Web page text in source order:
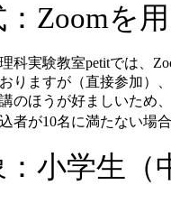
Zoomを
科実験教室petitでは、
りますが（直接参加）
のほうが好ましいため
者が10名に満たない場
学生（